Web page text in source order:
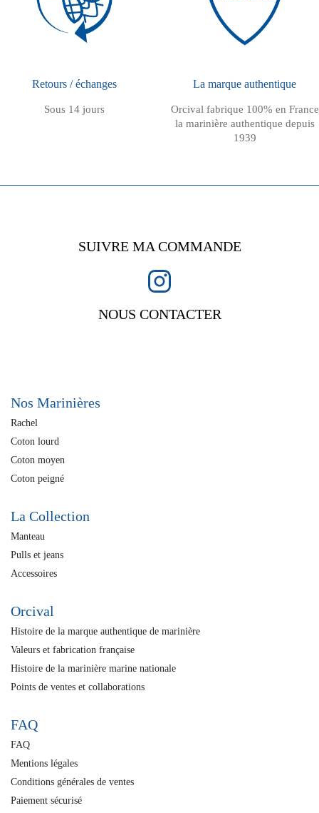
Retours / échanges
Sous 14 jours
La marque authentique
Orcival fabrique 100% en France
la marinière authentique depuis
1939
SUIVRE MA COMMANDE
NOUS CONTACTER
Nos Marinières
Rachel
Coton lourd
Coton moyen
Coton peigné
La Collection
Manteau
Pulls et jeans
Accessoires
Orcival
Histoire de la marque authentique de marinière
Valeurs et fabrication française
Histoire de la marinière marine nationale
Points de ventes et collaborations
FAQ
FAQ
Mentions légales
Conditions générales de ventes
Paiement sécurisé